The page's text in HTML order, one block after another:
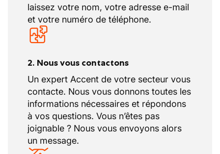
laissez votre nom, votre adresse e-mail
et votre numéro de téléphone.
2. Nous vous contactons
Un expert Accent de votre secteur vous
contacte. Nous vous donnons toutes les
informations nécessaires et répondons
à vos questions. Vous n’êtes pas
joignable ? Nous vous envoyons alors
un message.